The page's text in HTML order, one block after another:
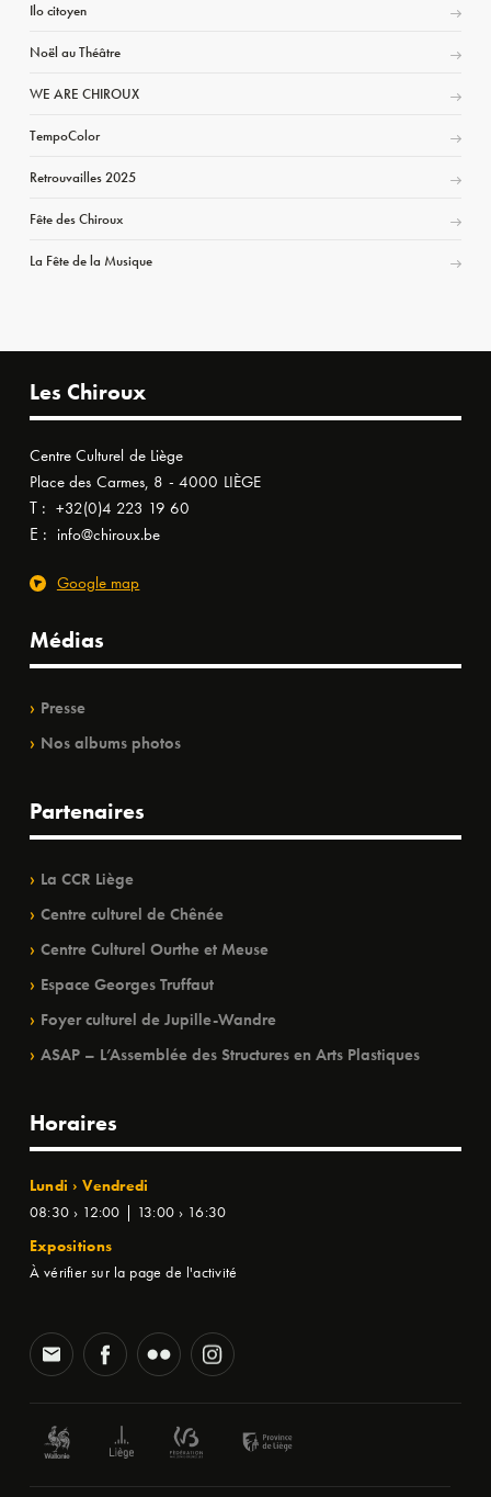
Ilo citoyen
Noël au Théâtre
WE ARE CHIROUX
TempoColor
Retrouvailles 2025
Fête des Chiroux
La Fête de la Musique
Les Chiroux
Centre Culturel de Liège
Place des Carmes, 8 - 4000 LIÈGE
T : +32(0)4 223 19 60
E : info@chiroux.be
Google map
Médias
Presse
Nos albums photos
Partenaires
La CCR Liège
Centre culturel de Chênée
Centre Culturel Ourthe et Meuse
Espace Georges Truffaut
Foyer culturel de Jupille-Wandre
ASAP – L’Assemblée des Structures en Arts Plastiques
Horaires
Lundi › Vendredi
08:30 › 12:00 | 13:00 › 16:30
Expositions
À vérifier sur la page de l'activité